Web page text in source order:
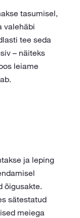
tasumisel,
valehäbi
tee seda
– näiteks
leiame
ja leping
õigusakte.
sätestatud
meiega